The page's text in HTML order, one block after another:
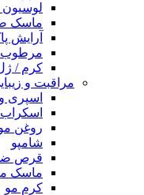
ماسک
آرایش
مرطوب
کرم /
مراقبت و
اسپری
روغن
شامپو
قرص
ماسک
کرم مو